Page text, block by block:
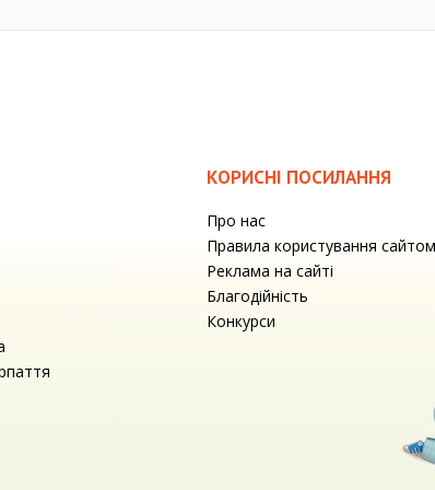
КОРИСНІ ПОСИЛАННЯ
Про нас
Правила користування сайтом
Реклама на сайті
Благодійність
Конкурси